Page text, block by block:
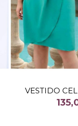
VESTIDO